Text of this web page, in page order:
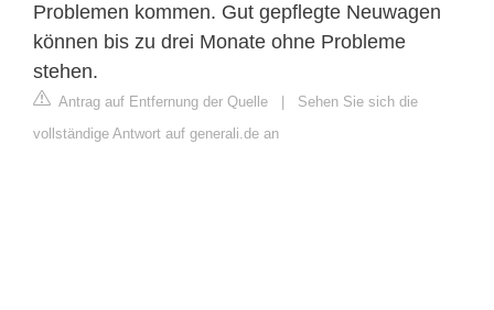
Problemen kommen. Gut gepflegte Neuwagen
können bis zu drei Monate ohne Probleme
stehen.
Antrag auf Entfernung der Quelle
Sehen Sie sich die
vollständige Antwort auf generali.de an